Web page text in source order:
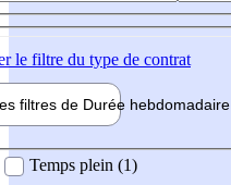
le filtre du type de contrat
filtres de Durée hebdomadaire
Temps plein (1)